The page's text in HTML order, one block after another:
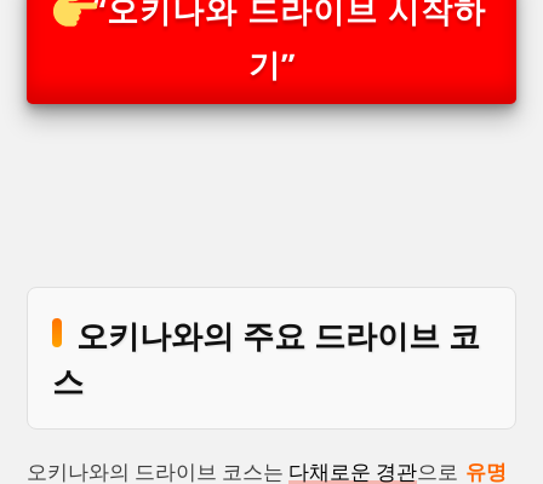
“오키나와 드라이브 시작하
기”
오키나와의 주요 드라이브 코
스
오키나와의 드라이브 코스는 다채로운 경관으로 유명